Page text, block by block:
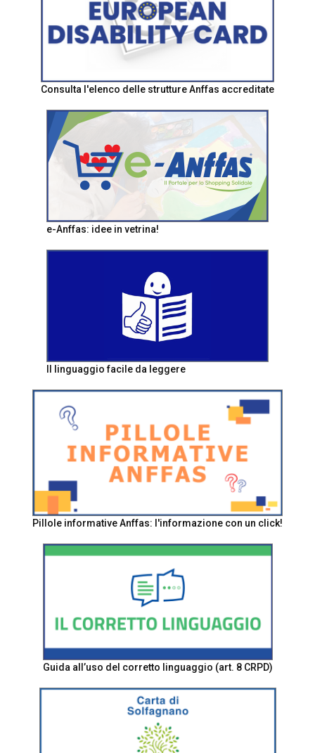
Consulta l'elenco delle strutture Anffas accreditate
e-Anffas: idee in vetrina!
Il linguaggio facile da leggere
Pillole informative Anffas: l'informazione con un click!
Guida all’uso del corretto linguaggio (art. 8 CRPD)